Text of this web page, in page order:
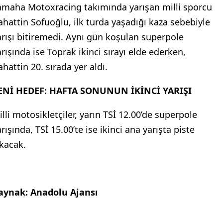
Motoxracing takımında yarışan milli sporcu
Sofuoğlu, ilk turda yaşadığı kaza sebebiyle
bitiremedi. Aynı gün koşulan superpole
ise Toprak ikinci sırayı elde ederken,
20. sırada yer aldı.
HEDEF: HAFTA SONUNUN İKİNCİ YARIŞI
motosikletçiler, yarın TSİ 12.00’de superpole
TSİ 15.00’te ise ikinci ana yarışta piste
Anadolu Ajansı